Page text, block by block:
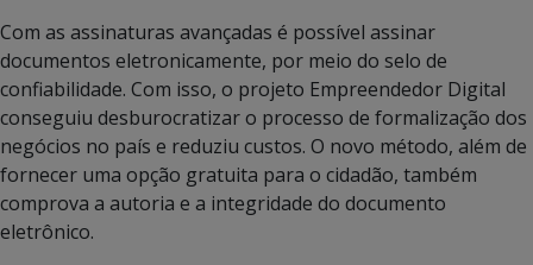
Com as assinaturas avançadas é possível assinar
documentos eletronicamente, por meio do selo de
confiabilidade. Com isso, o projeto Empreendedor Digital
conseguiu desburocratizar o processo de formalização dos
negócios no país e reduziu custos. O novo método, além de
fornecer uma opção gratuita para o cidadão, também
comprova a autoria e a integridade do documento
eletrônico.